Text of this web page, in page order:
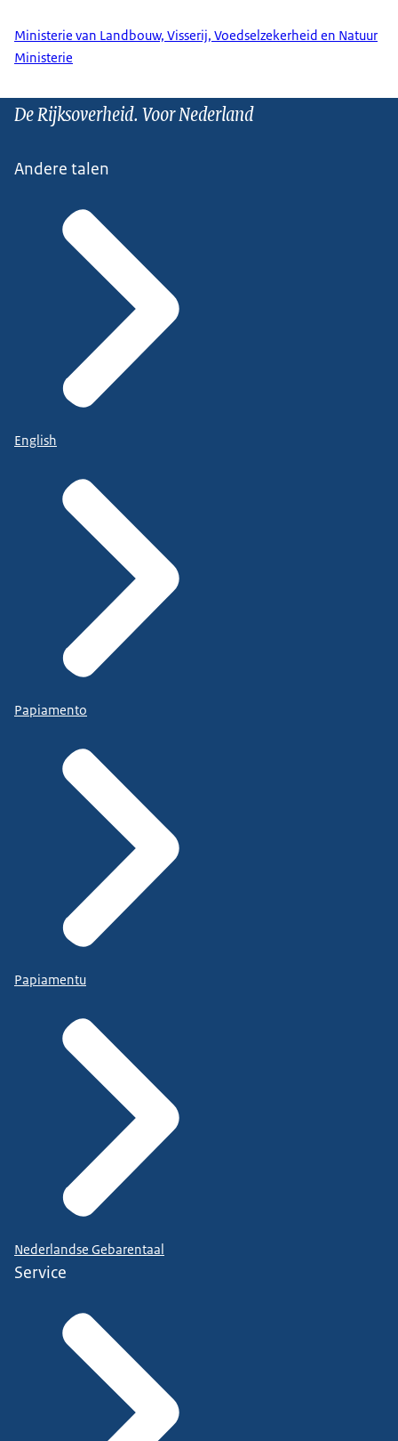
Ministerie van Landbouw, Visserij, Voedselzekerheid en Natuur
Ministerie
De Rijksoverheid. Voor Nederland
Andere talen
English
Papiamento
Papiamentu
Nederlandse Gebarentaal
Service